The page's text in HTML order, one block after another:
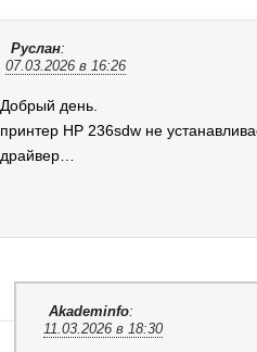
Руслан:
07.03.2026 в 16:26
Добрый день.
принтер НР 236sdw не
драйвер…
Akademinfo:
11.03.2026 в 18:30